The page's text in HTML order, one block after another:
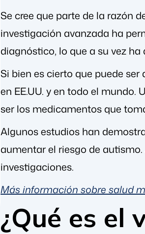
Se cree que parte de la razón
investigación avanzada ha
diagnóstico, lo que a su vez
Si bien es cierto que puede
en EE.UU. y en todo el
ser los medicamentos que
Algunos estudios han
aumentar el riesgo de
investigaciones.
Más información sobre salud
¿Qué es el